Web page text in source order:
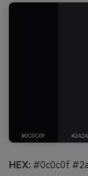
HEX: #0c0c0f